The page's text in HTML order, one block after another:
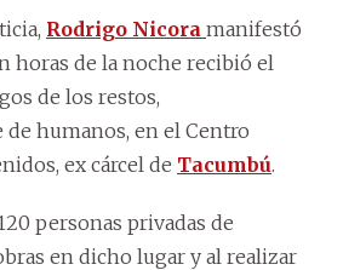
Rodrigo Nicora manifestó
horas de la noche recibió el
de los restos,
humanos, en el Centro
ex cárcel de Tacumbú.
personas privadas de
en dicho lugar y al realizar